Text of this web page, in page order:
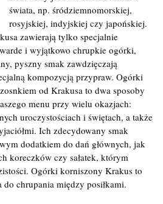
świata, np. śródziemnomorskiej,
rosyjskiej, indyjskiej czy japońskiej.
zawierają tylko specjalnie
i wyjątkowo chrupkie ogórki,
pyszny smak zawdzięczają
kompozycją przypraw. Ogórki
od Krakusa to dwa sposoby
menu przy wielu okazjach:
uroczystościach i świętach, a także
Ich zdecydowany smak
dodatkiem do dań głównych, jak
koreczków czy sałatek, którym
Ogórki korniszony Krakus to
do chrupania między posiłkami.